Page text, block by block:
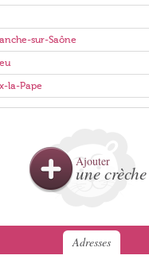
sur-Saône
la-Pape
Ajouter
une crèche
Adresses